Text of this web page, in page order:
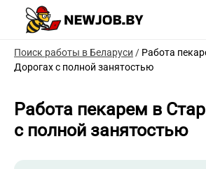
Поиск работы в Беларуси / Работа
Дорогах с полной занятостью
Работа пекарем в
с полной занятостью